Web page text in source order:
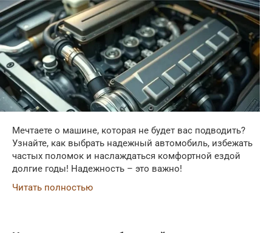
Мечтаете о машине, которая не будет вас подводить?
Узнайте, как выбрать надежный автомобиль, избежать
частых поломок и наслаждаться комфортной ездой
долгие годы! Надежность – это важно!
Читать полностью